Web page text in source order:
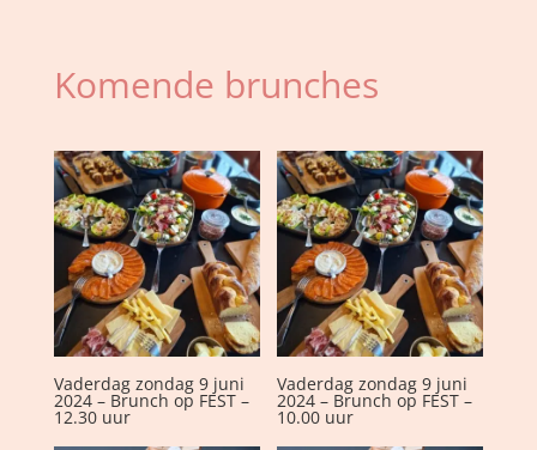
chez
FEST
Créneau
de
12h30
aantal
Komende brunches
Vaderdag zondag 9 juni
2024 – Brunch op FEST –
12.30 uur
Vaderdag zondag 9 juni
2024 – Brunch op FEST –
10.00 uur